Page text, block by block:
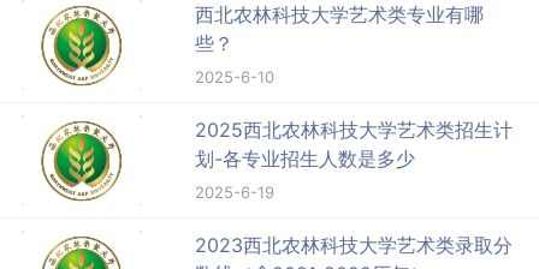
西北农林科技大学艺术类专业有哪
些？
2025-6-10
2025西北农林科技大学艺术类招生计
划-各专业招生人数是多少
2025-6-19
2023西北农林科技大学艺术类录取分